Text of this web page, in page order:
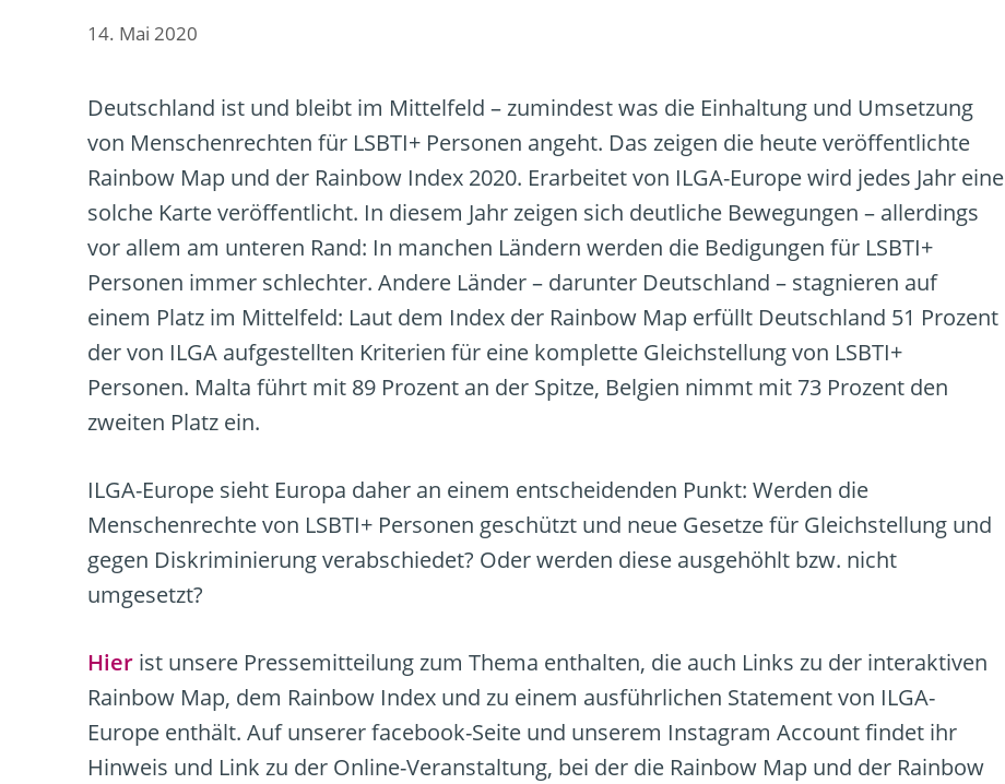
14. Mai 2020
Deutschland ist und bleibt im Mittelfeld – zumindest was die Einhaltung und Umsetzung
von Menschenrechten für LSBTI+ Personen angeht. Das zeigen die heute veröffentlichte
Rainbow Map und der Rainbow Index 2020. Erarbeitet von ILGA-Europe wird jedes Jahr eine
solche Karte veröffentlicht. In diesem Jahr zeigen sich deutliche Bewegungen – allerdings
vor allem am unteren Rand: In manchen Ländern werden die Bedigungen für LSBTI+
Personen immer schlechter. Andere Länder – darunter Deutschland – stagnieren auf
einem Platz im Mittelfeld: Laut dem Index der Rainbow Map erfüllt Deutschland 51 Prozent
der von ILGA aufgestellten Kriterien für eine komplette Gleichstellung von LSBTI+
Personen. Malta führt mit 89 Prozent an der Spitze, Belgien nimmt mit 73 Prozent den
zweiten Platz ein.
ILGA-Europe sieht Europa daher an einem entscheidenden Punkt: Werden die
Menschenrechte von LSBTI+ Personen geschützt und neue Gesetze für Gleichstellung und
gegen Diskriminierung verabschiedet? Oder werden diese ausgehöhlt bzw. nicht
umgesetzt?
Hier ist unsere Pressemitteilung zum Thema enthalten, die auch Links zu der interaktiven
Rainbow Map, dem Rainbow Index und zu einem ausführlichen Statement von ILGA-
Europe enthält. Auf unserer facebook-Seite und unserem Instagram Account findet ihr
Hinweis und Link zu der Online-Veranstaltung, bei der die Rainbow Map und der Rainbow